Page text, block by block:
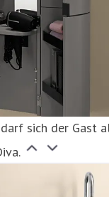
sich der Gast